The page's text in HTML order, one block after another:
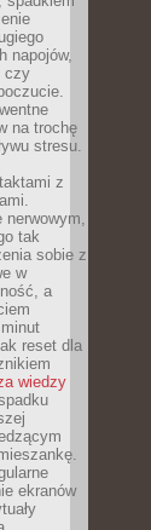
napojów,
czy
na trochę
stresu.
z
nerwowym,
tak
sobie z
w
a
reset dla
wiedzy
ekranów